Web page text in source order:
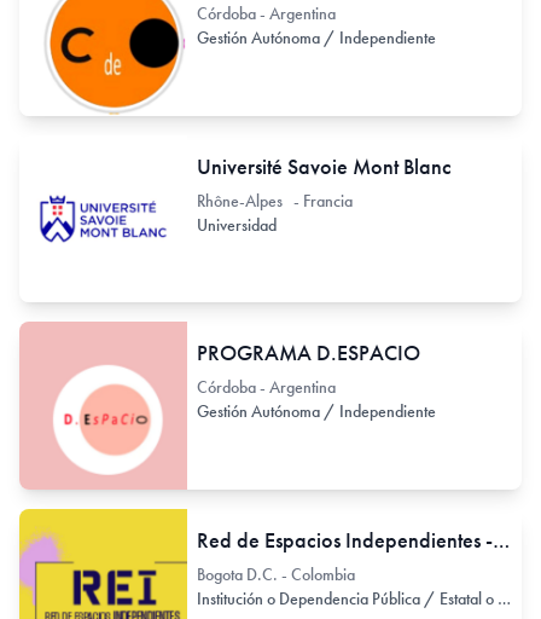
Córdoba - Argentina
Gestión Autónoma / Independiente
Université Savoie Mont Blanc
Rhône-Alpes - Francia
Universidad
PROGRAMA D.ESPACIO
Córdoba - Argentina
Gestión Autónoma / Independiente
Red de Espacios Independientes - REI
Bogota D.C. - Colombia
Institución o Dependencia Pública / Estatal o Provincial